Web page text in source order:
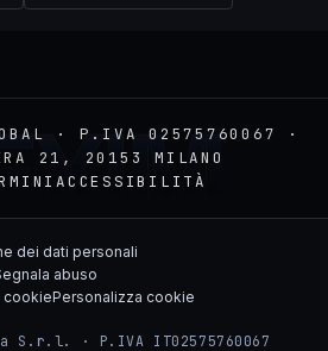
· P.IVA 02575760067 ·
21, 20153 MILANO
ACCESSIBILITÀ
dei dati personali
abuso
cookiePersonalizza cookie
S.r.l. · P.IVA IT02575760067